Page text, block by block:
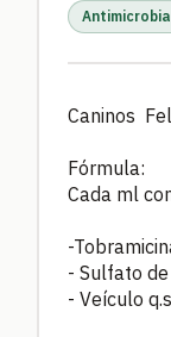
Caninos
Fórmula:
Cada ml
-
- Sulfato de
- Veículo